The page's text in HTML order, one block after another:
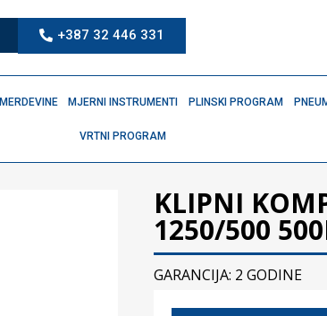
+387 32 446 331
MERDEVINE MJERNI INSTRUMENTI PLINSKI PROGRAM
VRTNI PROGRAM
KLIPNI
1250/500
GARANCIJA: 2 GODINE